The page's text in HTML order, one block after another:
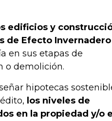
edificios y
de Efecto Invernadero
en sus etapas de
o demolición.
hipotecas
los niveles de
en la propiedad y/o el